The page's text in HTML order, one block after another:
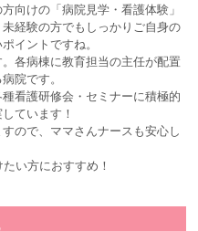
向けの「病院見学・看護体験」
経験の方でもしっかりご自身の
イントですね。
各病棟に教育担当の主任が配置
院です。
看護研修会・セミナーに積極的
ています！
ので、ママさんナースも安心し
い方におすすめ！